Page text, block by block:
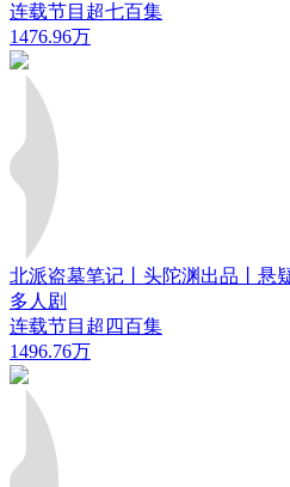
连载节目超七百集
1476.96万
北派盗墓笔记丨头陀渊出品丨悬
多人剧
连载节目超四百集
1496.76万